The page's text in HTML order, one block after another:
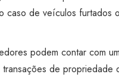
caso de veículos furtados
podem contar com um
de propriedade